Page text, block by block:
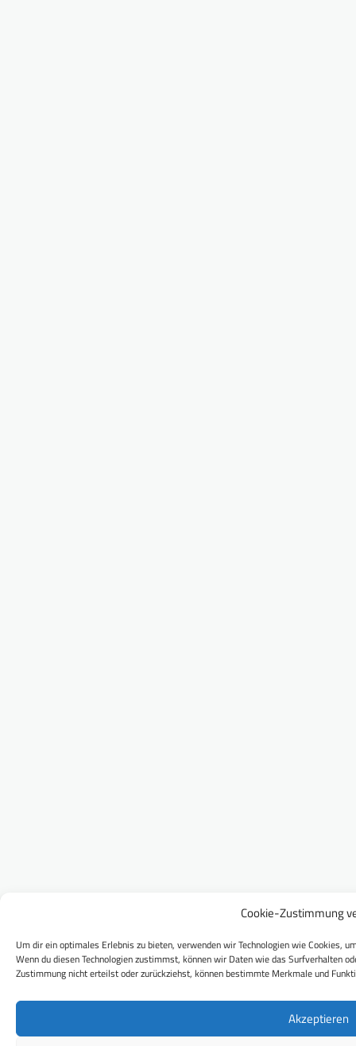
Cookie-Zustimmung
Um dir ein optimales Erlebnis zu bieten, verwenden wir Technologien wie Cookies,
Wenn du diesen Technologien zustimmst, können wir Daten wie das Surfverhalten
Zustimmung nicht erteilst oder zurückziehst, können bestimmte Merkmale und
Akzeptieren